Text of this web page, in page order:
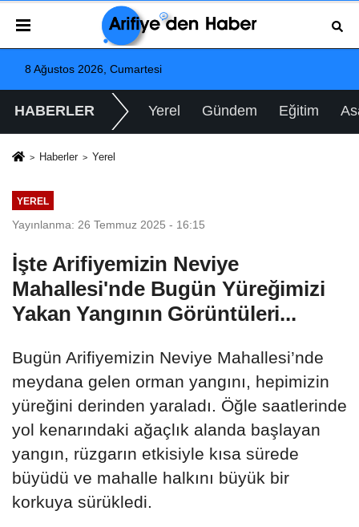
8 Ağustos 2026, Cumartesi
HABERLER Yerel Gündem Eğitim
Haberler Yerel
YEREL
Yayınlanma: 26 Temmuz 2025 - 16:15
İşte Arifiyemizin Neviye
Mahallesi'nde Bugün Yüreğimizi
Yakan Yangının Görüntüleri...
Bugün Arifiyemizin Neviye Mahallesi’nde
meydana gelen orman yangını, hepimizin
yüreğini derinden yaraladı. Öğle saatlerinde
yol kenarındaki ağaçlık alanda başlayan
yangın, rüzgarın etkisiyle kısa sürede
büyüdü ve mahalle halkını büyük bir
korkuya sürükledi.